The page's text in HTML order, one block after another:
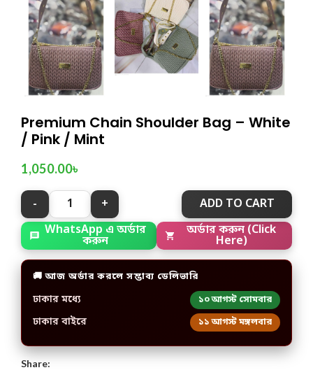
Premium Chain Shoulder Bag – White
/ Pink / Mint
1,050.00৳
ADD TO CART
WhatsApp এ অর্ডার
করুন
অর্ডার করুন (Click
Here)
🚚 আজ অর্ডার করলে সম্ভাব্য ডেলিভারি
ঢাকার মধ্যে ১০ আগস্ট সোমবার
ঢাকার বাইরে ১১ আগস্ট মঙ্গলবার
Share: